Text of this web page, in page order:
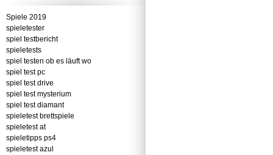
Spiele 2019
spieletester
spiel testbericht
spieletests
spiel testen ob es läuft wo
spiel test pc
spiel test drive
spiel test mysterium
spiel test diamant
spieletest brettspiele
spieletest at
spieletipps ps4
spieletest azul